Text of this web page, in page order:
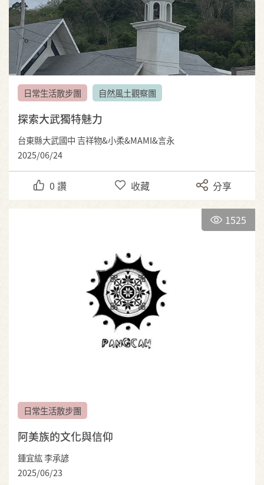
日常生活散步團 自然風土觀察團
探索大武獨特魅力
台東縣大武國中 吉祥物&小柔&MAMI&言永
2025/06/24
0 讚 收藏 分享
1525
日常生活散步團
阿美族的文化與信仰
鍾宜紘 李承諺
2025/06/23